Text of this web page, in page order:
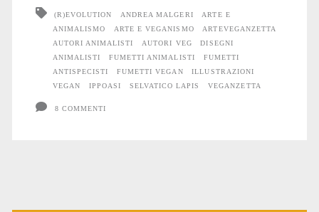
(R)EVOLUTION ANDREA MALGERI
ARTE E
ANIMALISMO
ARTE E VEGANISMO
ARTEVEGANZETTA
AUTORI ANIMALISTI
AUTORI VEG
DISEGNI
ANIMALISTI
FUMETTI ANIMALISTI
FUMETTI
ANTISPECISTI
FUMETTI VEGAN
ILLUSTRAZIONI
VEGAN
IPPOASI SELVATICO LAPIS VEGANZETTA
8 COMMENTI